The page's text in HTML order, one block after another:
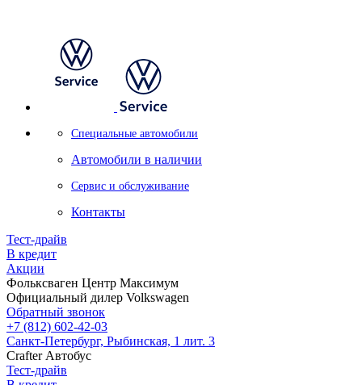
Специальные автомобили
Автомобили в наличии
Сервис и обслуживание
Контакты
Тест-драйв
В кредит
Акции
Фольксваген Центр Максимум
Официальный дилер Volkswagen
Обратный звонок
+7 (812) 602-42-03
Санкт-Петербург, Рыбинская, 1 лит. 3
Crafter Автобус
Тест-драйв